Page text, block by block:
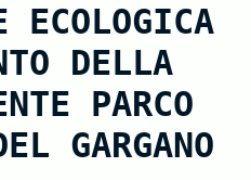
ECOLOGICA
DELLA
PARCO
GARGANO